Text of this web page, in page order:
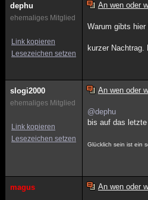
dephu
ehemaliges Mitglied
Link kopieren
Lesezeichen setzen
An wen oder
Warum gibts
kurzer
slogi2000
ehemaliges Mitglied
Link kopieren
Lesezeichen setzen
An wen oder
@dephu
bis auf das
Glücklich sein ist ein
magus An wen oder